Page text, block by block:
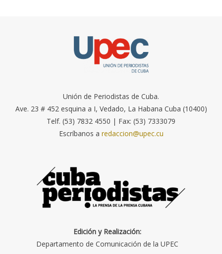
Unión de Periodistas de Cuba.
Ave. 23 # 452 esquina a I, Vedado, La Habana Cuba (10400)
Telf. (53) 7832 4550 | Fax: (53) 7333079
Escríbanos a redaccion@upec.cu
Edición y Realización:
Departamento de Comunicación de la UPEC